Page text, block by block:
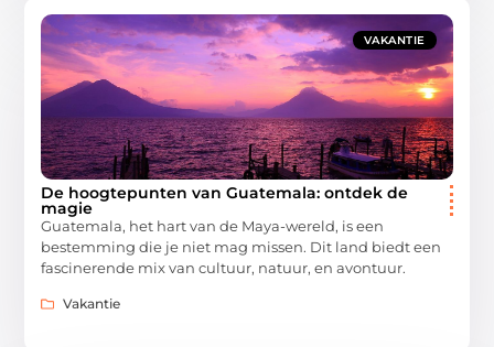
VAKANTIE
De hoogtepunten van Guatemala: ontdek de
magie
Guatemala, het hart van de Maya-wereld, is een
bestemming die je niet mag missen. Dit land biedt een
fascinerende mix van cultuur, natuur, en avontuur.
Vakantie